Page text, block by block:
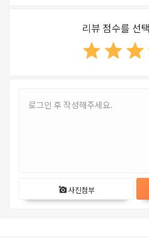
리뷰 점수를 선
starstarstar
add_a_photo사진첨부